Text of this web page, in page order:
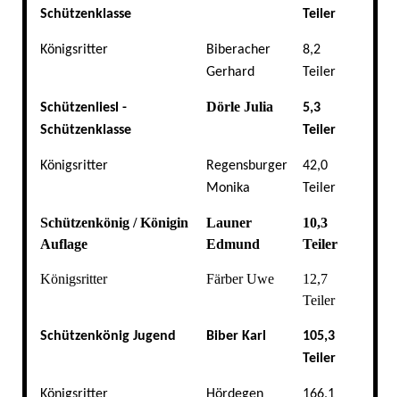
Schützenklasse
Teiler
Königsritter
Biberacher
Gerhard
8,2
Teiler
Schützenliesl -
Schützenklasse
Dörle Julia
5,3
Teiler
Königsritter
Regensburger
Monika
42,0
Teiler
Schützenkönig / Königin
Auflage
Launer
Edmund
10,3
Teiler
Königsritter Färber Uwe
12,7
Teiler
Schützenkönig Jugend Biber Karl
105,3
Teiler